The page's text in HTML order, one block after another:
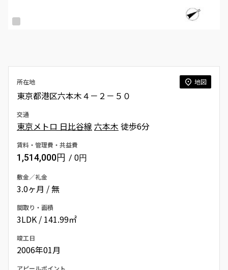
所在地 地図
東京都港区六本木４－２－５０
交通
東京メトロ 日比谷線 六本木 徒歩6分
賃料・管理費・共益費
1,514,000円 / 0円
敷金／礼金
3.0ヶ月 / 無
間取り・面積
3LDK / 141.99㎡
竣工日
2006年01月